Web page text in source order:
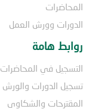
المحاضرات
الدورات وورش العمل
روابط هامة
التسجيل في المحاضرات
تسجيل الدورات والورش
المقترحات والشكاوى